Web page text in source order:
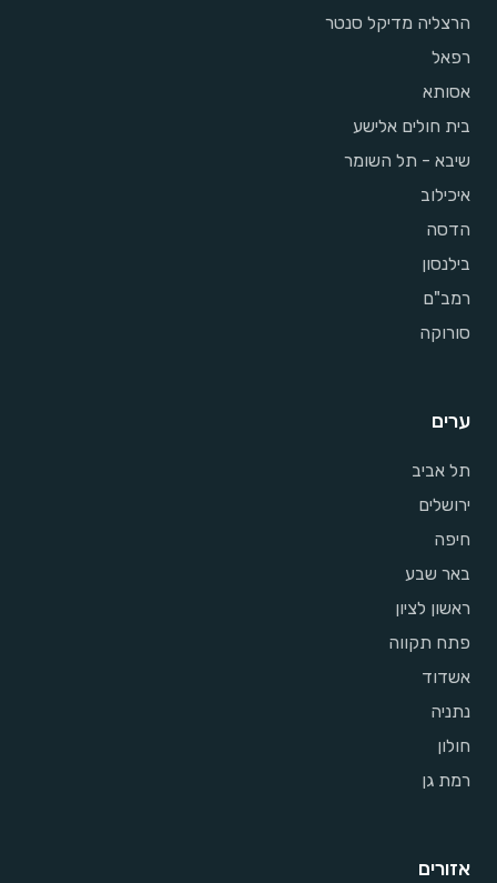
הרצליה מדיקל סנטר
רפאל
אסותא
בית חולים אלישע
שיבא - תל השומר
איכילוב
הדסה
בילנסון
רמב"ם
סורוקה
ערים
תל אביב
ירושלים
חיפה
באר שבע
ראשון לציון
פתח תקווה
אשדוד
נתניה
חולון
רמת גן
אזורים